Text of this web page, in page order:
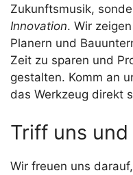
Zukunftsmusik,
Innovation. Wir
Planern und
Zeit zu sparen und
gestalten. Komm an
das Werkzeug direkt
Triff uns
Wir freuen uns